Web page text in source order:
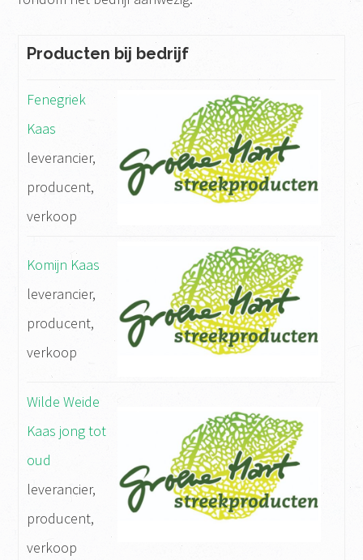
Producten bij bedrijf
Fenegriek
Kaas
leverancier,
producent,
verkoop
Komijn Kaas
leverancier,
producent,
verkoop
Wilde Weide
Kaas jong tot
oud
leverancier,
producent,
verkoop